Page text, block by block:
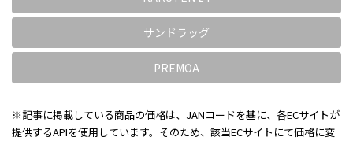
サンドラッグ
PREMOA
※記事に掲載している商品の価格は、JANコードを基に、各ECサイトが
提供するAPIを使用しています。そのため、該当ECサイトにて価格に変